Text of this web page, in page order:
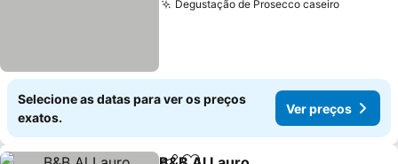
Degustação de Prosecco caseiroVer
Selecione as datas para ver os preços
exatos.
Ver preços